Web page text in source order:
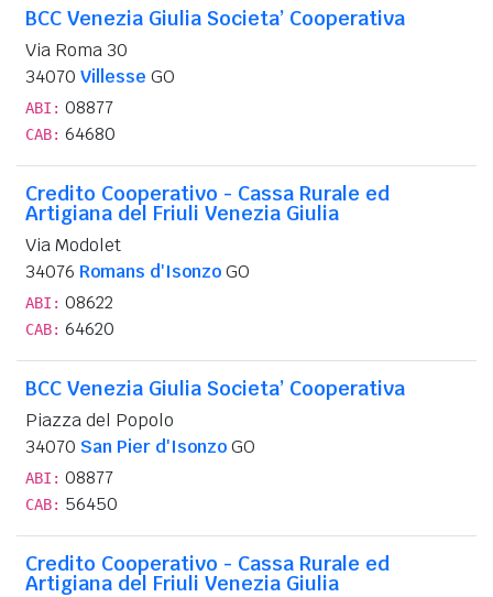
BCC Venezia Giulia Societa’ Cooperativa
Via Roma 30
34070 Villesse GO
ABI: 08877
CAB: 64680
Credito Cooperativo - Cassa Rurale ed
Artigiana del Friuli Venezia Giulia
Via Modolet
34076 Romans d'IsonzoGO
ABI: 08622
CAB: 64620
BCC Venezia Giulia Societa’ Cooperativa
Piazza del Popolo
34070 San Pier d'IsonzoGO
ABI: 08877
CAB: 56450
Credito Cooperativo - Cassa Rurale ed
Artigiana del Friuli Venezia Giulia